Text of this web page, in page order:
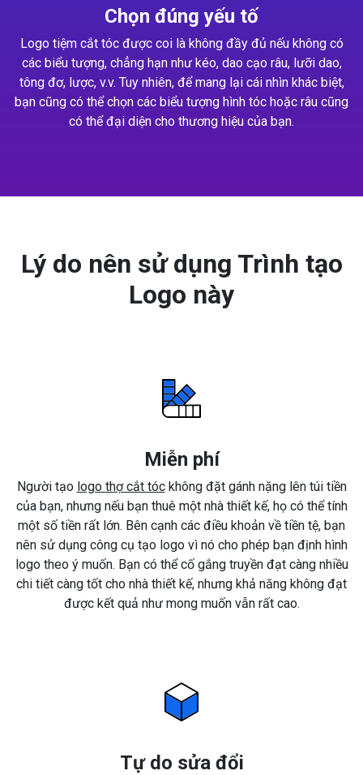
Chọn đúng yếu tố
Logo tiệm cắt tóc được coi là không đầy đủ nếu không có
các biểu tượng, chẳng hạn như kéo, dao cạo râu, lưỡi dao,
tông đơ, lược, v.v. Tuy nhiên, để mang lại cái nhìn khác biệt,
bạn cũng có thể chọn các biểu tượng hình tóc hoặc râu cũng
có thể đại diện cho thương hiệu của bạn.
Lý do nên sử dụng Trình tạo
Logo này
Miễn phí
Người tạo logo thợ cắt tóckhông đặt gánh nặng lên túi tiền
của bạn, nhưng nếu bạn thuê một nhà thiết kế, họ có thể tính
một số tiền rất lớn. Bên cạnh các điều khoản về tiền tệ, bạn
nên sử dụng công cụ tạo logo vì nó cho phép bạn định hình
logo theo ý muốn. Bạn có thể cố gắng truyền đạt càng nhiều
chi tiết càng tốt cho nhà thiết kế, nhưng khả năng không đạt
được kết quả như mong muốn vẫn rất cao.
Tự do sửa đổi